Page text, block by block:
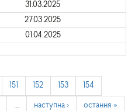
31.03.2025
27.03.2025
01.04.2025
151 152 153 154
… наступна › остання »